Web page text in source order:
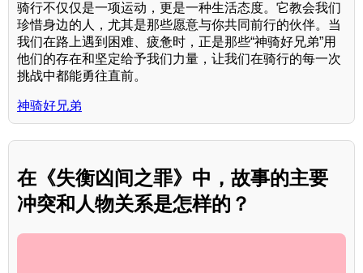
骑行不仅仅是一项运动，更是一种生活态度。它教会我们
珍惜身边的人，尤其是那些愿意与你共同前行的伙伴。当
我们在路上遇到困难、疲惫时，正是那些“神骑好兄弟”用
他们的存在和坚定给予我们力量，让我们在骑行的每一次
挑战中都能勇往直前。
神骑好兄弟
在《失衡凶间之罪》中，故事的主要
冲突和人物关系是怎样的？